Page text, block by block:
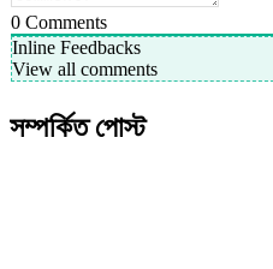
0 Comments
Inline Feedbacks
View all comments
সম্পর্কিত পোস্ট